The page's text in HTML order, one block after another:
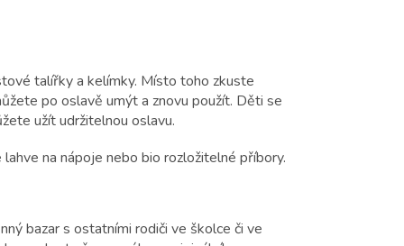
talířky a kelímky. Místo toho zkuste
po oslavě umýt a znovu použít. Děti se
užít udržitelnou oslavu.
na nápoje nebo bio rozložitelné příbory.
bazar s ostatními rodiči ve školce či ve